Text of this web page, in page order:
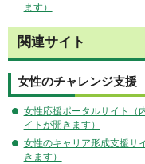
ます）
関連サイト
女性のチャレンジ支援
女性応援ポータルサイト（
イトが開きます）
女性のキャリア形成支援サ
きます）